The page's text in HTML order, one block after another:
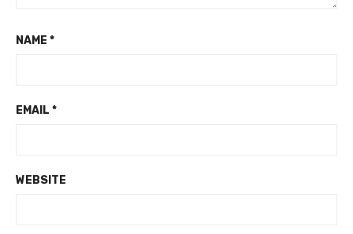
NAME *
EMAIL *
WEBSITE